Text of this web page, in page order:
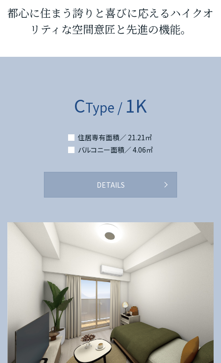
都心に住まう誇りと喜びに応えるハイクオ
リティな空間意匠と先進の機能。
CType / 1K
住居専有面積／ 21.21㎡
バルコニー面積／ 4.06㎡
DETAILS